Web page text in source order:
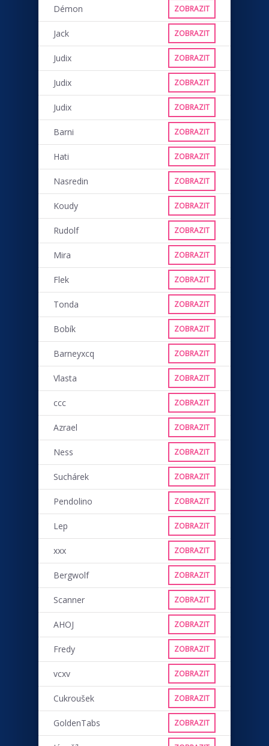
Démon ZOBRAZIT
Jack ZOBRAZIT
Judix ZOBRAZIT
Judix ZOBRAZIT
Judix ZOBRAZIT
Barni ZOBRAZIT
Hati ZOBRAZIT
Nasredin ZOBRAZIT
Koudy ZOBRAZIT
Rudolf ZOBRAZIT
Mira ZOBRAZIT
Flek ZOBRAZIT
Tonda ZOBRAZIT
Bobík ZOBRAZIT
Barneyxcq ZOBRAZIT
Vlasta ZOBRAZIT
ccc ZOBRAZIT
Azrael ZOBRAZIT
Ness ZOBRAZIT
Suchárek ZOBRAZIT
Pendolino ZOBRAZIT
Lep ZOBRAZIT
xxx ZOBRAZIT
Bergwolf ZOBRAZIT
Scanner ZOBRAZIT
AHOJ ZOBRAZIT
Fredy ZOBRAZIT
vcxv ZOBRAZIT
Cukroušek ZOBRAZIT
GoldenTabs ZOBRAZIT